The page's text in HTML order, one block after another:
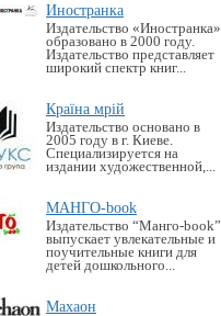
Иностранка
Издательство «Иностранка»
образовано в 2000 году.
Издательство представляет
широкий спектр книг...
Країна мрій
Издательство основано в
2005 году в г. Киеве.
Специализируется на
издании художественной,...
МАНГО-book
Издательство “Манго-book”
выпускает увлекательные и
поучительные книги для
детей дошкольного...
Махаон